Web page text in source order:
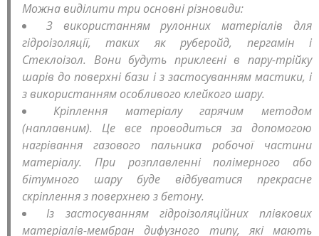
Можна виділити три основні різновиди:
З використанням рулонних матеріалів для
гідроізоляції, таких як руберойд, пергамін і
Стеклоізол. Вони будуть приклеєні в пару-трійку
шарів до поверхні бази і з застосуванням мастики, і
з використанням особливого клейкого шару.
Кріплення матеріалу гарячим методом
(наплавним). Це все проводиться за допомогою
нагрівання газового пальника робочої частини
матеріалу. При розплавленні полімерного або
бітумного шару буде відбуватися прекрасне
скріплення з поверхнею з бетону.
Із застосуванням гідроізоляційних плівкових
матеріалів-мембран дифузного типу, які мають